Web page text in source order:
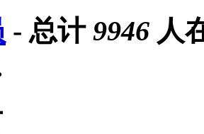
- 总计 9946 人